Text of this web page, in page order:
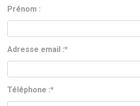
Prénom :
Adresse email :*
Téléphone :*